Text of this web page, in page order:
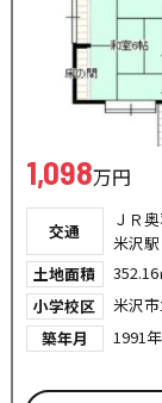
1,098万円
交通
ＪＲ
米沢駅
土地面積
小学校区
米沢
築年月
1991